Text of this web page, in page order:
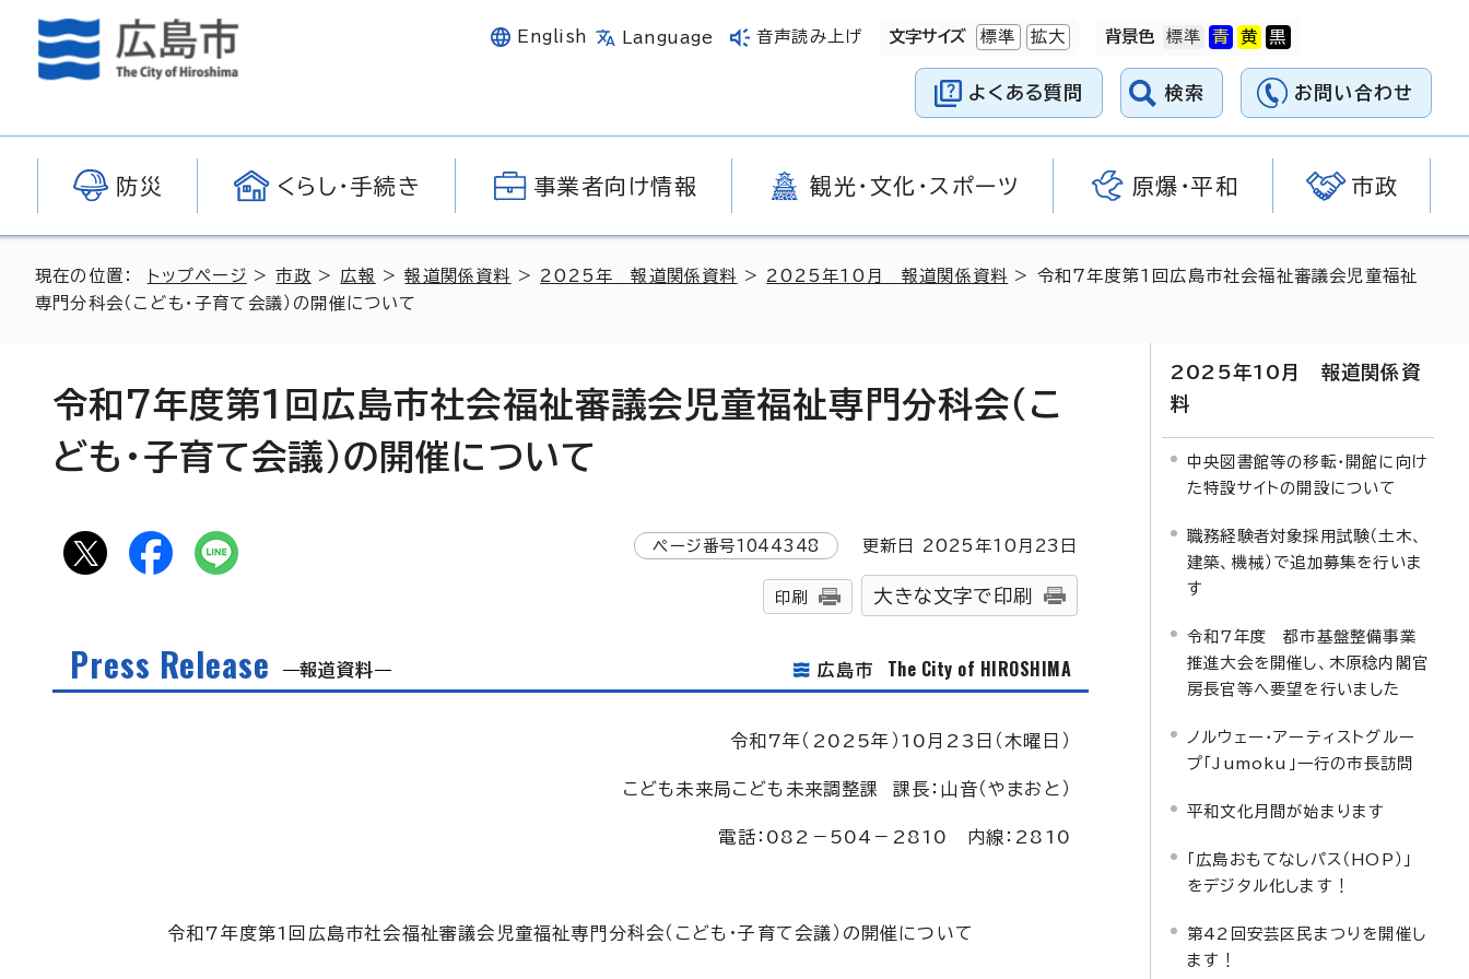
English Language 音声読み上げ 文字サイズ 標準 拡大 背景色
よくある質問 検索 お問い合わせ
防災 くらし・手続き 事業者向け情報 観光・文化・スポーツ 原爆・平和 市政
現在の位置： トップページ >市政 > 広報 >報道関係資料 > 2025年 報道関係資料 > 2025年10月 報道関係資料 > 令和7年度第1回広島市社会福祉審議会児童福祉
専門分科会（こども・子育て会議）の開催について
令和7年度第1回広島市社会福祉審議会児童福祉専門分科会（こ
ども・子育て会議）の開催について
ページ番号1044348 更新日 2025 年10 月 23 日
印刷 大きな文字で印刷
Press Release 報道資料 広島市 The City of HIROSHIMA
令和7年（2025年）10月23日（木曜日）
こども未来局こども未来調整課 課長：山音（やまおと）
電話：082－504－2810 内線：2810
令和7年度第1回広島市社会福祉審議会児童福祉専門分科会（こども・子育て会議）の開催について
2025年10月 報道関係資
料
中央図書館等の移転・開館に向け
た特設サイトの開設について
職務経験者対象採用試験（土木、
建築、機械）で追加募集を行いま
す
令和7年度 都市基盤整備事業
推進大会を開催し、木原稔内閣官
房長官等へ要望を行いました
ノルウェー・アーティストグルー
プ「Jumoku」一行の市長訪問
平和文化月間が始まります
「広島おもてなしパス（HOP）」
をデジタル化します！
第42回安芸区民まつりを開催し
ます！